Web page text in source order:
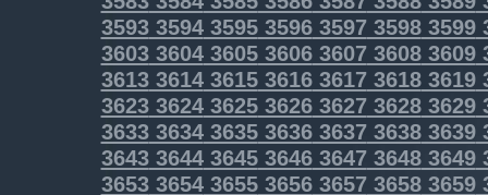
3593359435953596359735983599
3603360436053606360736083609
3613361436153616361736183619
3623362436253626362736283629
3633363436353636363736383639
3643364436453646364736483649
3653365436553656365736583659